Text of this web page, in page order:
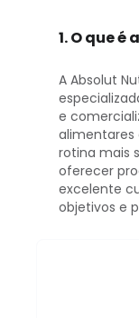
1. O que
A Absolut
e
alimentares
rotina mais
oferecer
excelente
objetivos e